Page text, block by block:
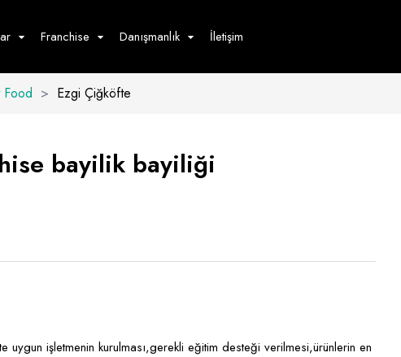
- İçecek
Göster
Franchise Danışmanlık İletişim
Food > Ezgi Çiğköfte
bayilik bayiliği
işletmenin kurulması,gerekli eğitim desteği verilmesi,ürünlerin en